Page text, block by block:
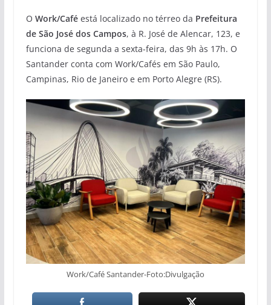
O Work/Café está localizado no térreo da Prefeitura
de São José dos Campos, à R. José de Alencar, 123, e
funciona de segunda a sexta-feira, das 9h às 17h. O
Santander conta com Work/Cafés em São Paulo,
Campinas, Rio de Janeiro e em Porto Alegre (RS).
Work/Café Santander-Foto:Divulgação